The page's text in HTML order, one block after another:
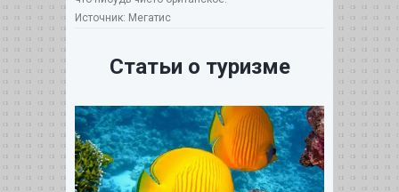
Источник: Мегатис
Статьи о туризме